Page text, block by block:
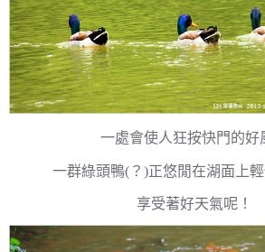
一處會使人狂按快門的好
一群綠頭鴨(？)正悠閒在湖面上
享受著好天氣呢！